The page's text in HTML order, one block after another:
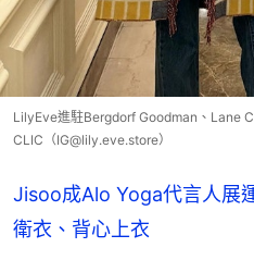
LilyEve進駐Bergdorf Goodman、Lane
CLIC（IG@lily.eve.store）
Jisoo成Alo Yoga代言人展
衛衣、背心上衣